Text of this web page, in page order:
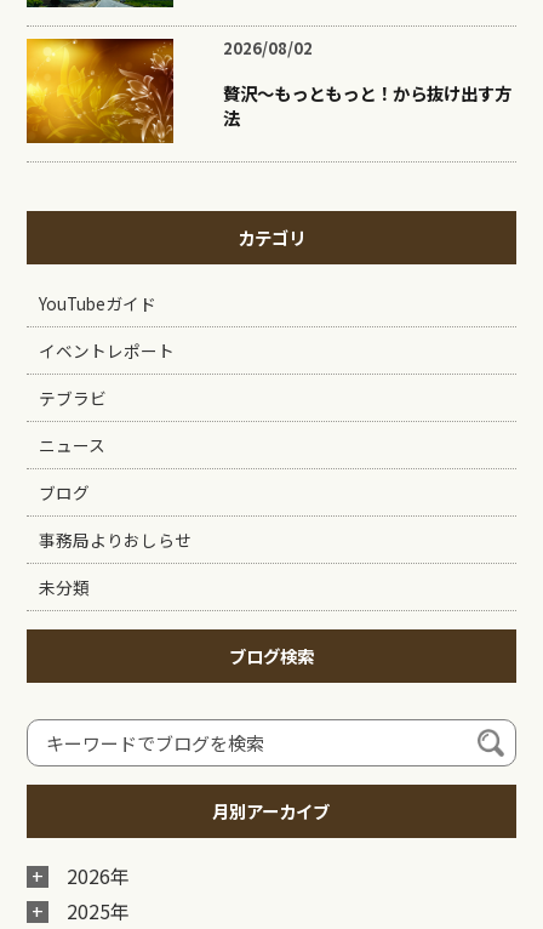
2026/08/02
贅沢〜もっともっと！から抜け出す方
法
カテゴリ
YouTubeガイド
イベントレポート
テブラビ
ニュース
ブログ
事務局よりおしらせ
未分類
ブログ検索
月別アーカイブ
2026年
2025年